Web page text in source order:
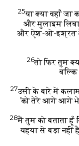
25या क्या वहाँ
और मुलाइम
और ऐश-ओ-इश्रत में
26तो फिर तुम
बल्कि
27उसी के बारे में
को तेरे आगे आगे भेज
28मैं तुम को बताता हूँ
यहया से बड़ा नहीं